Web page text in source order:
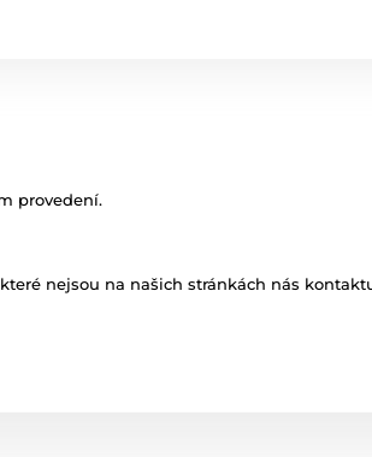
provedení.
nejsou na našich stránkách nás